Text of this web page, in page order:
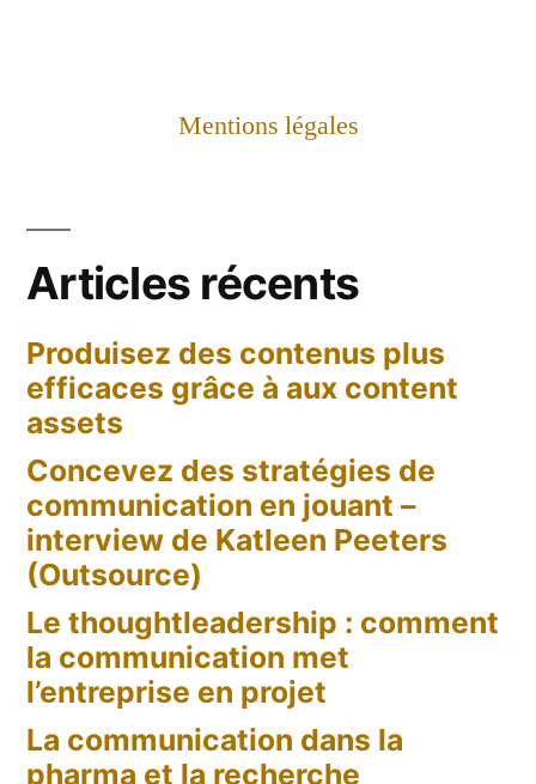
crise
rôle
les
PR
Mentions légales
Articles récents
Produisez des contenus plus
efficaces grâce à aux content
assets
Concevez des stratégies de
communication en jouant –
interview de Katleen Peeters
(Outsource)
Le thoughtleadership : comment
la communication met
l’entreprise en projet
La communication dans la
pharma et la recherche